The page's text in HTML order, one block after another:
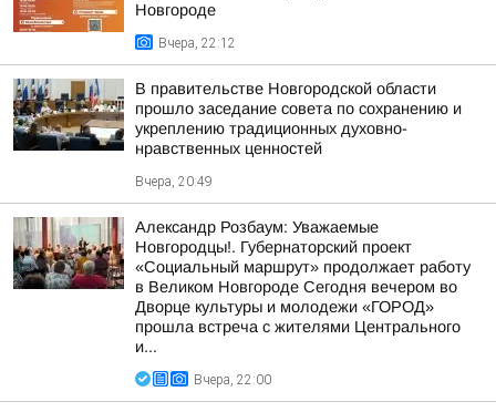
Новгороде
Вчера, 22:12
В правительстве Новгородской области
прошло заседание совета по сохранению и
укреплению традиционных духовно-
нравственных ценностей
Вчера, 20:49
Александр Розбаум: Уважаемые
Новгородцы!. Губернаторский проект
«Социальный маршрут» продолжает работу
в Великом Новгороде Сегодня вечером во
Дворце культуры и молодежи «ГОРОД»
прошла встреча с жителями Центрального
и...
Вчера, 22:00